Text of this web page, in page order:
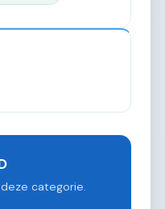
deze categorie.